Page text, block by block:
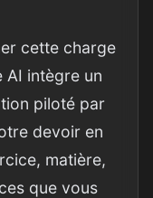
cette charge
AI intègre un
piloté par
devoir en
matière,
que vous